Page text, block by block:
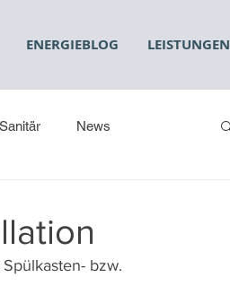
ENERGIEBLOG LEISTUNGEN
Sanitär News
bzw.